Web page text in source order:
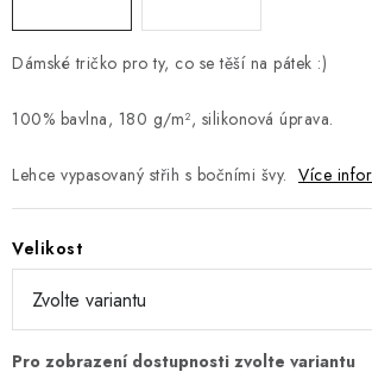
Dámské tričko pro ty, co se těší na pátek :)
100% bavlna, 180 g/m², silikonová úprava.
Lehce vypasovaný střih s bočními švy. Více
Velikost